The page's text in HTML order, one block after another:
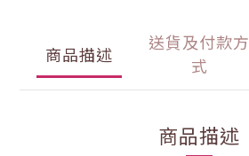
商品描述
送貨及付款方
式
商品描述